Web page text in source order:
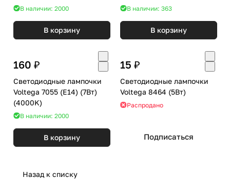
В наличии: 2000
В корзину
В наличии: 363
В корзину
160 ₽
Светодиодные лампочки
Voltega 7055 (E14) (7Вт)
(4000K)
В наличии: 2000
В корзину
15 ₽
Светодиодные лампочки
Voltega 8464 (5Вт)
Распродано
Подписаться
Назад к списку